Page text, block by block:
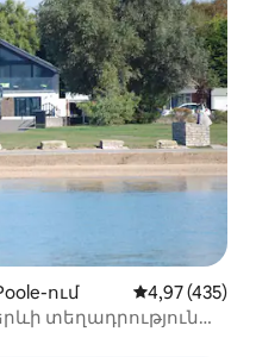
ում Միջին
4,97 (435)
տեղադրություն